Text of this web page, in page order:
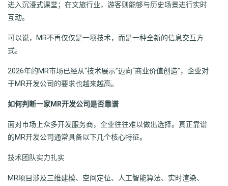
进入沉浸式课堂；在文旅行业，游客则能够与历史场景进行实时
互动。
可以说，MR不再仅仅是一项技术，而是一种全新的信息交互方
式。
2026年的MR市场已经从“技术展示”迈向“商业价值创造”，企业对
于MR开发公司的要求也越来越高。
如何判断一家MR开发公司是否靠谱
面对市场上众多开发服务商，企业往往难以做出选择。真正靠谱
的MR开发公司通常具备以下几个核心特征。
技术团队实力扎实
MR项目涉及三维建模、空间定位、人工智能算法、实时渲染、